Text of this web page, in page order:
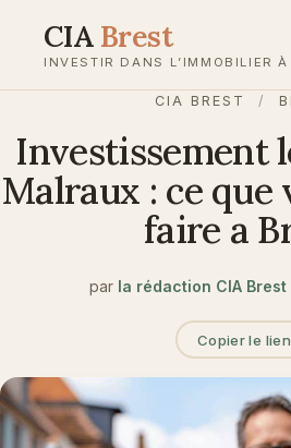
CIA Brest
INVESTIR DANS L’IMMOBILIER À
CIA BREST /
Investissement
Malraux : ce que
faire a
par la rédaction CIA Brest
Copier le lien